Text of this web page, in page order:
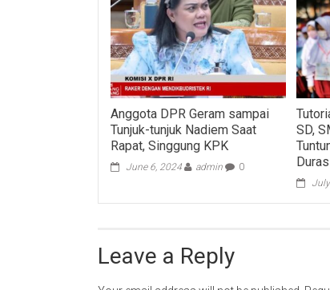
Anggota DPR Geram sampai
Tunjuk-tunjuk Nadiem Saat
Rapat, Singgung KPK
June 6, 2024 admin 0
SD,
Leave a Reply